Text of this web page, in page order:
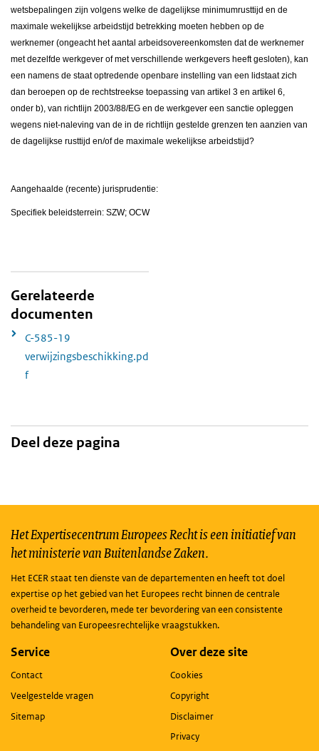
wetsbepalingen zijn volgens welke de dagelijkse minimumrusttijd en de
maximale wekelijkse arbeidstijd betrekking moeten hebben op de
werknemer (ongeacht het aantal arbeidsovereenkomsten dat de werknemer
met dezelfde werkgever of met verschillende werkgevers heeft gesloten), kan
een namens de staat optredende openbare instelling van een lidstaat zich
dan beroepen op de rechtstreekse toepassing van artikel 3 en artikel 6,
onder b), van richtlijn 2003/88/EG en de werkgever een sanctie opleggen
wegens niet-naleving van de in de richtlijn gestelde grenzen ten aanzien van
de dagelijkse rusttijd en/of de maximale wekelijkse arbeidstijd?
Aangehaalde (recente) jurisprudentie:
Specifiek beleidsterrein: SZW; OCW
Gerelateerde
documenten
C-585-19
verwijzingsbeschikking.pd
f
Deel deze pagina
Het Expertisecentrum Europees Recht is een initiatief van
het ministerie van Buitenlandse Zaken.
Het ECER staat ten dienste van de departementen en heeft tot doel
expertise op het gebied van het Europees recht binnen de centrale
overheid te bevorderen, mede ter bevordering van een consistente
behandeling van Europeesrechtelijke vraagstukken.
Service
Contact
Veelgestelde vragen
Sitemap
Over deze site
Cookies
Copyright
Disclaimer
Privacy